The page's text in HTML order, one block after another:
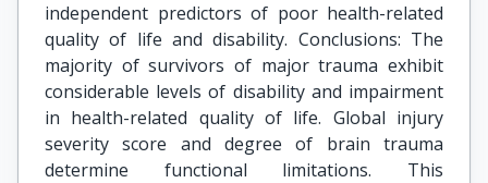
independent predictors of poor health-related
quality of life and disability. Conclusions: The
majority of survivors of major trauma exhibit
considerable levels of disability and impairment
in health-related quality of life. Global injury
severity score and degree of brain trauma
determine functional limitations. This